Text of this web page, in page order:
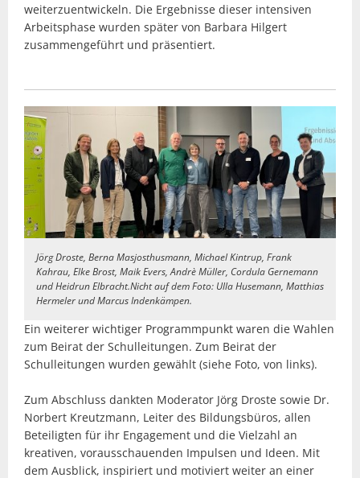
weiterzuentwickeln. Die Ergebnisse dieser intensiven
Arbeitsphase wurden später von Barbara Hilgert
zusammengeführt und präsentiert.
Jörg Droste, Berna Masjosthusmann, Michael Kintrup, Frank
Kahrau, Elke Brost, Maik Evers, Andrè Müller, Cordula Gernemann
und Heidrun Elbracht.Nicht auf dem Foto: Ulla Husemann, Matthias
Hermeler und Marcus Indenkämpen.
Ein weiterer wichtiger Programmpunkt waren die Wahlen
zum Beirat der Schulleitungen. Zum Beirat der
Schulleitungen wurden gewählt (siehe Foto, von links).
Zum Abschluss dankten Moderator Jörg Droste sowie Dr.
Norbert Kreutzmann, Leiter des Bildungsbüros, allen
Beteiligten für ihr Engagement und die Vielzahl an
kreativen, vorausschauenden Impulsen und Ideen. Mit
dem Ausblick, inspiriert und motiviert weiter an einer